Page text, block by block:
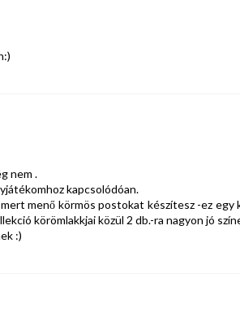
nem .
kapcsolódóan.
menő körmös postokat készítesz -ez
körömlakkjai közül 2 db.-ra nagyon jó
:)